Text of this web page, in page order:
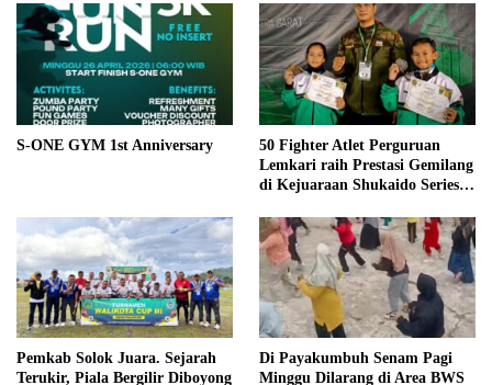
S-ONE GYM 1st Anniversary
50 Fighter Atlet Perguruan
Lemkari raih Prestasi Gemilang
di Kejuaraan Shukaido Series 1
Pemkab Solok Juara. Sejarah
Terukir, Piala Bergilir Diboyong
Di Payakumbuh Senam Pagi
Minggu Dilarang di Area BWS